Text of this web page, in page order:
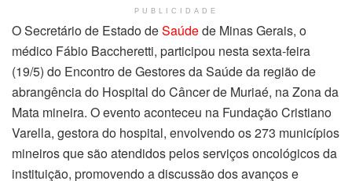
PUBLICIDADE
O Secretário de Estado deSaúdede Minas Gerais, o
médico Fábio Baccheretti, participou nesta sexta-feira
(19/5) do Encontro de Gestores da Saúde da região de
abrangência do Hospital do Câncer de Muriaé, na Zona da
Mata mineira. O evento aconteceu na Fundação Cristiano
Varella, gestora do hospital, envolvendo os 273 municípios
mineiros que são atendidos pelos serviços oncológicos da
instituição, promovendo a discussão dos avanços e